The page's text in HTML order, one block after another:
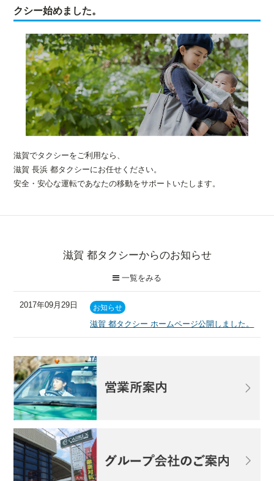
クシー始めました。
滋賀でタクシーをご利用なら、
滋賀 長浜 都タクシーにお任せください。
安全・安心な運転であなたの移動をサポートいたします。
滋賀 都タクシーからのお知らせ
一覧をみる
2017年09月29日 お知らせ
滋賀 都タクシー ホームページ公開しました。